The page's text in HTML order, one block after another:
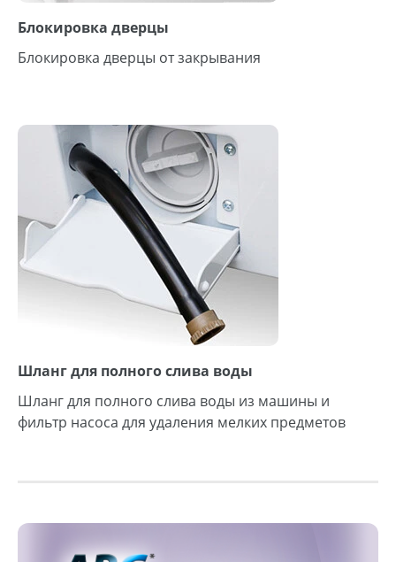
Блокировка дверцы
Блокировка дверцы от закрывания
Шланг для полного слива воды
Шланг для полного слива воды из машины и
фильтр насоса для удаления мелких предметов